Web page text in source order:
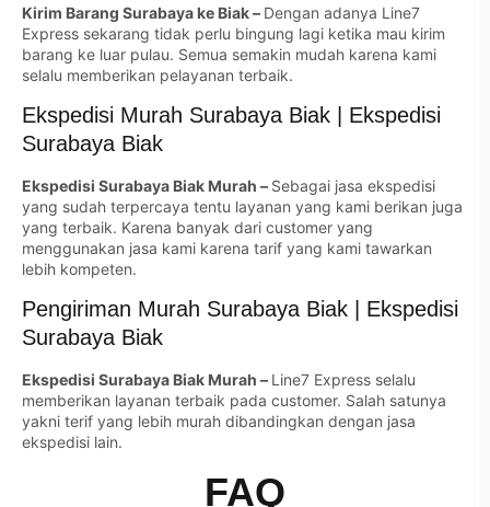
Kirim Barang Surabaya ke Biak – Dengan adanya Line7
Express sekarang tidak perlu bingung lagi ketika mau kirim
barang ke luar pulau. Semua semakin mudah karena kami
selalu memberikan pelayanan terbaik.
Ekspedisi Murah Surabaya Biak | Ekspedisi
Surabaya Biak
Ekspedisi Surabaya Biak Murah – Sebagai jasa ekspedisi
yang sudah terpercaya tentu layanan yang kami berikan juga
yang terbaik. Karena banyak dari customer yang
menggunakan jasa kami karena tarif yang kami tawarkan
lebih kompeten.
Pengiriman Murah Surabaya Biak | Ekspedisi
Surabaya Biak
Ekspedisi Surabaya Biak Murah – Line7 Express selalu
memberikan layanan terbaik pada customer. Salah satunya
yakni terif yang lebih murah dibandingkan dengan jasa
ekspedisi lain.
FAQ